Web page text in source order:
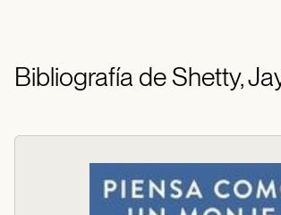
Bibliografía de Shetty,